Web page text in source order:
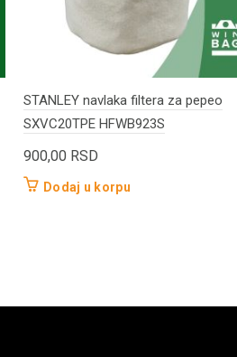
STANLEY navlaka filtera za pepeo
SXVC20TPE HFWB923S
900,00 RSD
Dodaj u korpu